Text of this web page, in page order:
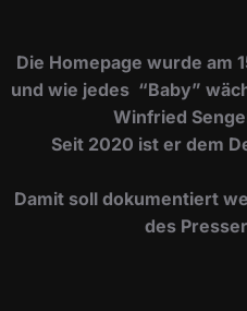
Die Homepage wurde am
und wie jedes “Baby”
Winfried
Seit 2020 ist er dem
Damit soll dokumentiert
des